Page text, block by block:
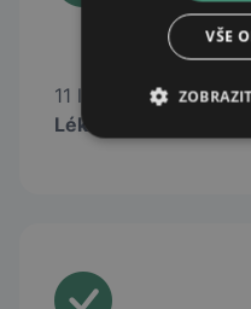
11 lékáren lékáren
Lékárenský Holding
VŠE